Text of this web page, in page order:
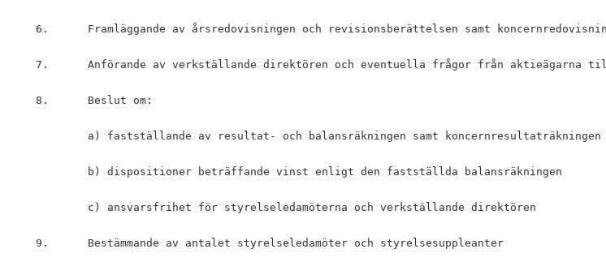
6.	Framläggande av årsredovisningen och revisionsberättelsen samt
7.	Anförande av verkställande direktören och eventuella frågor från
8.	Beslut om:
a) fastställande av resultat- och balansräkningen samt
	b) dispositioner beträffande vinst enligt den fastställda balansräkningen
	c) ansvarsfrihet för styrelse­ledamöterna och verkställande ­direktören
9.	Bestämmande av antalet styrelseledamöter och styrelsesuppleanter